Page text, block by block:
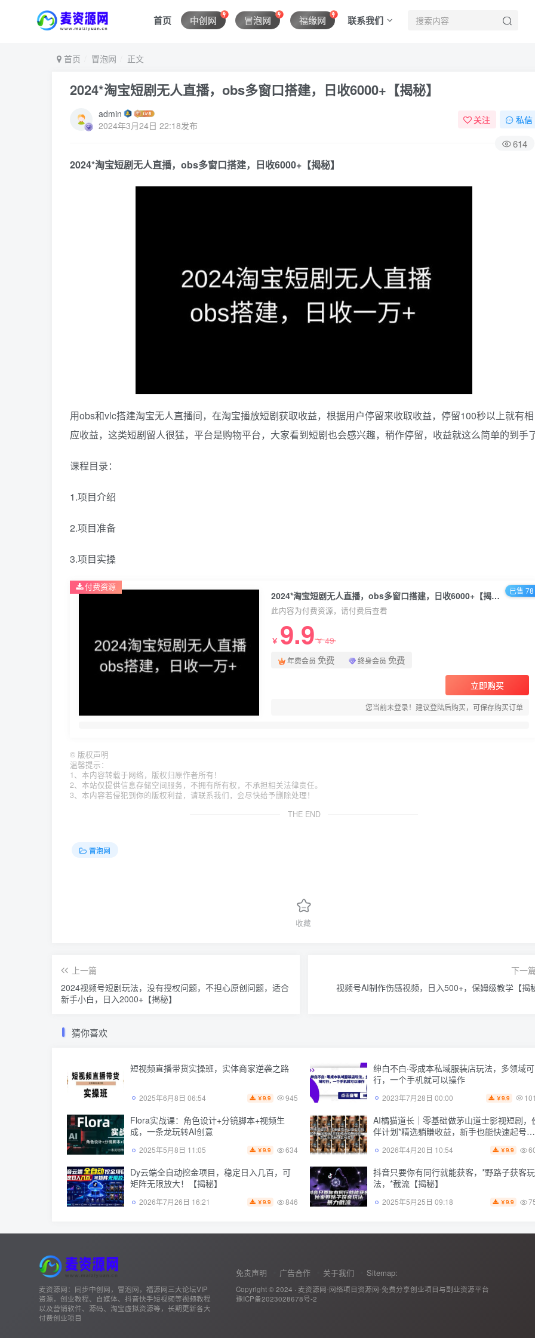
首页 中创网 冒泡网 福缘网 联系我们
首页 冒泡网 正文
2024*淘宝短剧无人直播，obs多窗口搭建，日收6000+【揭秘】
admin
2024年3月24日 22:18发布
关注 私信
614
2024*淘宝短剧无人直播，obs多窗口搭建，日收6000+【揭秘】
用obs和vlc搭建淘宝无人直播间，在淘宝播放短剧获取收益，根据用户停留来收取收益，停留100秒以上就有相
应收益，这类短剧留人很猛，平台是购物平台，大家看到短剧也会感兴趣，稍作停留，收益就这么简单的到手
课程目录：
1.项目介绍
2.项目准备
3.项目实操
2024*淘宝短剧无人直播，obs多窗口搭建，日收6000+【揭秘】
此内容为付费资源，请付费后查看
￥ 9.9￥49
年费会员 免费 终身会员 免费
立即购买
您当前未登录！建议登陆后购买，可保存购买订单
付费资源 已售 78
© 版权声明
温馨提示：
1、本内容转载于网络，版权归原作者所有！
2、本站仅提供信息存储空间服务，不拥有所有权，不承担相关法律责任。
3、本内容若侵犯到你的版权利益，请联系我们，会尽快给予删除处理！
THE END
冒泡网
收藏
上一篇
2024视频号短剧玩法，没有授权问题，不担心原创问题，适合
新手小白，日入2000+【揭秘】
下一
视频号AI制作伤感视频，日入500+，保姆级教学【揭
猜你喜欢
短视频直播带货实操班，实体商家逆袭之路
2025年6月8日 06:54 ￥9.9 945
绅白不白·零成本私域服装店玩法，多领域可
行，一个手机就可以操作
2023年7月28日 00:00 ￥9.9
Flora实战课：角色设计+分镜脚本+视频生
成，一条龙玩转AI创意
2025年5月8日 11:05 ￥9.9 634
AI橘猫道长｜零基础做茅山道士影视短剧，
伴计划*精选躺賺收益，新手也能快速起号变
2026年4月20日 10:54 ￥9.9
Dy云端全自动挖金项目，稳定日入几百，可
矩阵无限放大！【揭秘】
2026年7月26日 16:21 ￥9.9 846
抖音只要你有同行就能获客，*野路子获客玩
法，*截流【揭秘】
2025年5月25日 09:18 ￥9.9
麦资源网：同步中创网，冒泡网，福源网三大论坛VIP
资源，创业教程、自媒体、抖音快手短视频等视频教程
以及营销软件、源码、淘宝虚拟资源等，长期更新各大
付费创业项目
免责声明 广告合作 关于我们 Sitemap:
Copyright © 2024 · 麦资源网-网络项目资源网-免费分享创业项目与副业资源平台
豫ICP备2023028678号-2